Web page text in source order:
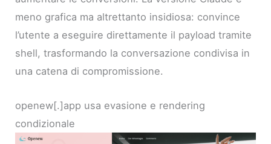
meno grafica ma altrettanto insidiosa: convince
l’utente a eseguire direttamente il payload tramite
shell, trasformando la conversazione condivisa in
una catena di compromissione.
openew[.]app usa evasione e rendering
condizionale